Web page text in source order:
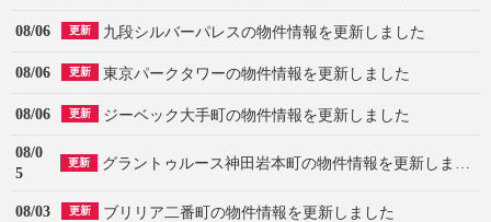
08/06 更新 九段シルバーパレスの物件情報を更新しました
08/06 更新 東京パークタワーの物件情報を更新しました
08/06 更新 ジーベック大手町の物件情報を更新しました
08/0
5
更新 グラントゥルース神田岩本町の物件情報を更新しました
08/03 更新 ブリリア二番町の物件情報を更新しました